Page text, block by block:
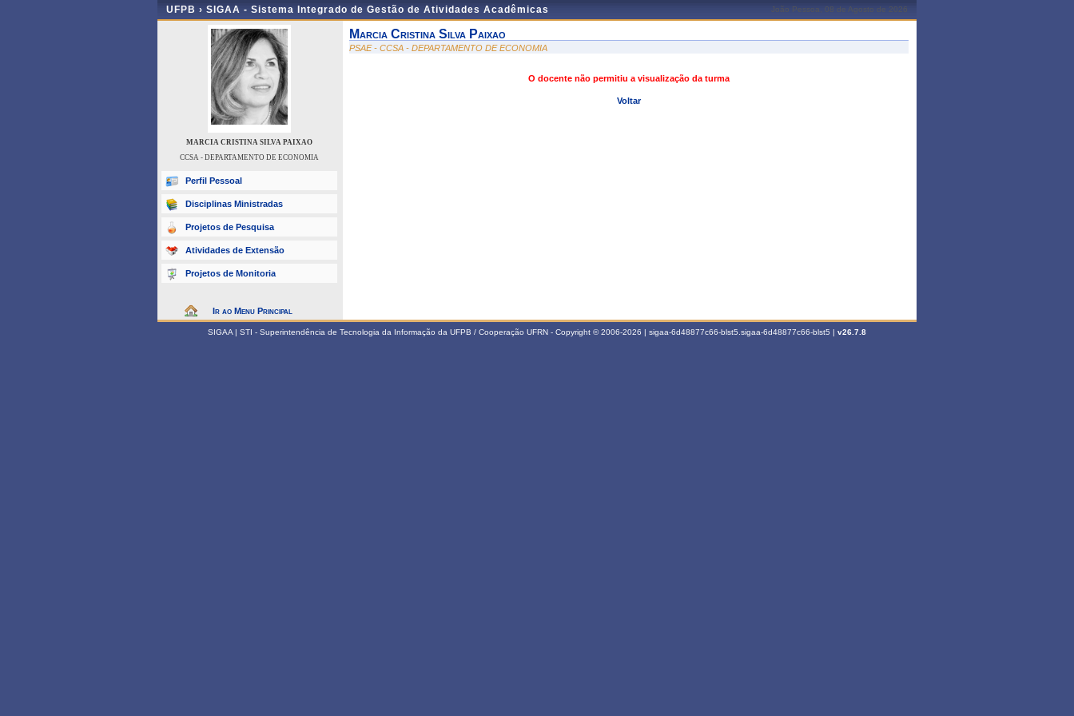
UFPB › SIGAA - Sistema Integrado de Gestão de Atividades Acadêmicas João Pessoa, 08 de Agosto de 2026
MARCIA CRISTINA SILVA PAIXAO
CCSA - DEPARTAMENTO DE ECONOMIA
Perfil Pessoal
Disciplinas Ministradas
Projetos de Pesquisa
Atividades de Extensão
Projetos de Monitoria
Ir ao Menu Principal
Marcia Cristina Silva Paixao
PSAE - CCSA - DEPARTAMENTO DE ECONOMIA
O docente não permitiu a visualização da turma
Voltar
SIGAA | STI - Superintendência de Tecnologia da Informação da UFPB / Cooperação UFRN - Copyright © 2006-2026 | sigaa-6d48877c66-blst5.sigaa-6d48877c66-blst5 | v26.7.8